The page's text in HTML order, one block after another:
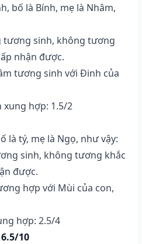
bố là Bính, mẹ là Nhâm,
tương sinh, không tương
nhận được.
tương sinh với Đinh của
hợp: 1.5/2
là tý, mẹ là Ngọ, như vậy:
sinh, không tương khắc
được.
hợp với Mùi của con,
hợp: 2.5/4
10